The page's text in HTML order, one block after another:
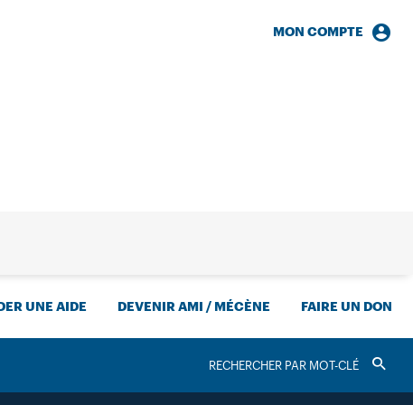
MON COMPTE
UNE AIDE DEVENIR AMI / MÉCÈNE FAIRE UN DON
Valider